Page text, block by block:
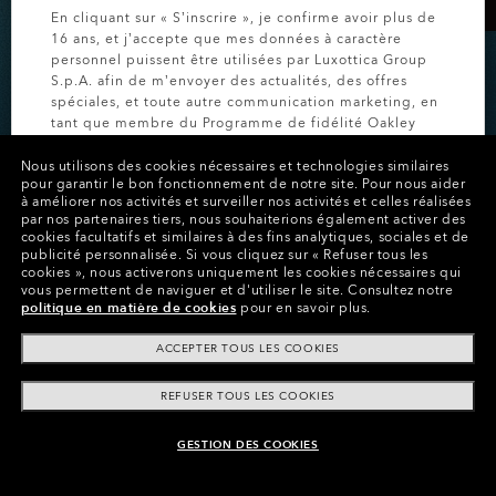
-20% SUR LES LUNETTES
PERSONNALISÉES
Économisez sur des modèles personnalisés pendant
une durée limitée.
Nous utilisons des cookies nécessaires et technologies similaires
pour garantir le bon fonctionnement de notre site. Pour nous aider
à améliorer nos activités et surveiller nos activités et celles réalisées
par nos partenaires tiers, nous souhaiterions également activer des
cookies facultatifs et similaires à des fins analytiques, sociales et de
publicité personnalisée. Si vous cliquez sur « Refuser tous les
cookies », nous activerons uniquement les cookies nécessaires qui
vous permettent de naviguer et d'utiliser le site. Consultez notre
politique en matière de cookies pour en savoir plus.
ACCEPTER TOUS LES COOKIES
REFUSER TOUS LES COOKIES
GESTION DES COOKIES
En cliquant sur « S’inscrire », je confirme avoir plus de
16 ans, et j’accepte que mes données à caractère
personnel puissent être utilisées par Luxottica Group
S.p.A. afin de m’envoyer des actualités, des offres
spéciales, et toute autre communication marketing, en
tant que membre du Programme de fidélité Oakley
de Confidentialitépour plus d’informations).
INSCRIVEZ-VOUS